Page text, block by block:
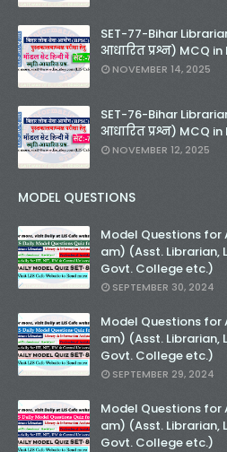
SET-77-Bihar
आधारित प्रश्न) MCQ
NOVEMBER 14, 2025
SET-76-Bihar
आधारित प्रश्न) MCQ
NOVEMBER 12, 2025
MODEL QUESTIONS
Model Questions for
am) (Asst. Librarian,
Govt. College etc.)
SEPTEMBER 30, 2024
Model Questions for
am) (Asst. Librarian,
Govt. College etc.)
SEPTEMBER 29, 2024
Model Questions for
am) (Asst. Librarian,
Govt. College etc.)